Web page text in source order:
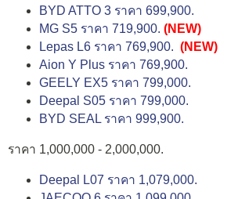
BYD ATTO 3 ราคา 699,900.
MG S5 ราคา 719,900. (NEW)
Lepas L6 ราคา 769,900. (NEW)
Aion Y Plus ราคา 769,900.
GEELY EX5 ราคา 799,000.
Deepal S05 ราคา 799,000.
BYD SEAL ราคา 999,900.
ราคา 1,000,000 - 2,000,000.
Deepal L07 ราคา 1,079,000.